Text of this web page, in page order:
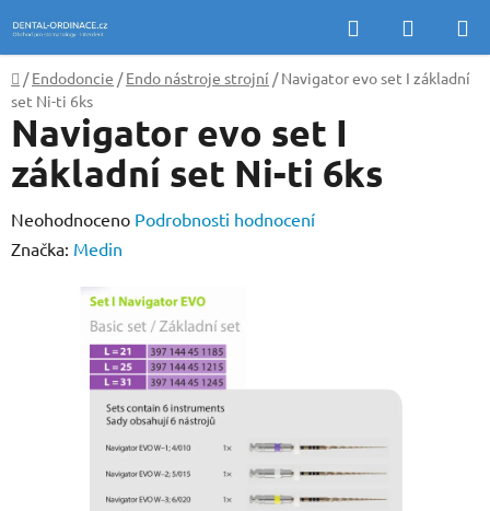
na
obsah
Hledat
KOŠÍK
Domů
/ Endodoncie / Endo nástroje strojní / Navigator evo set I základní
set Ni-ti 6ks
Navigator evo set I
základní set Ni-ti 6ks
Průměrné
hodnocení
Neohodnoceno Podrobnosti hodnocení
Značka: Medin